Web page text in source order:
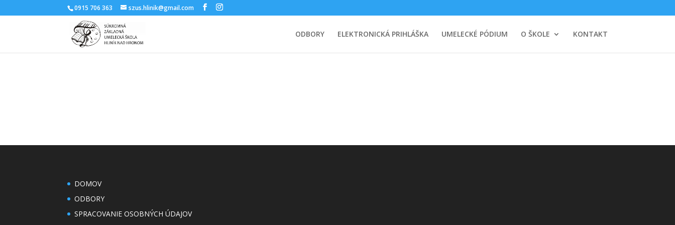
0915 706 363 szus.hlinik@gmail.com
ODBORY ELEKTRONICKÁ PRIHLÁŠKA UMELECKÉ PÓDIUM O ŠKOLE KONTAKT
DOMOV
ODBORY
SPRACOVANIE OSOBNÝCH ÚDAJOV